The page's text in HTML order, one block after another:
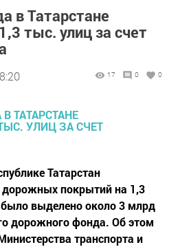
в Татарстане
тыс. улиц за счет
17 0 0
Татарстан
покрытий на 1,3
выделено около 3 млрд
дорожного фонда. Об этом
транспорта и